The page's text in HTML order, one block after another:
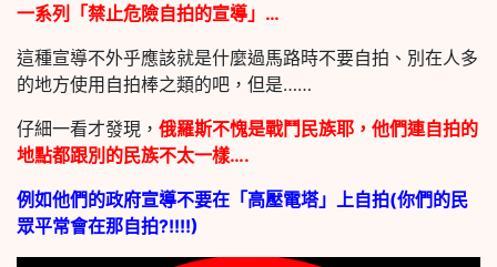
一系列「禁止危險自拍的宣導」…
這種宣導不外乎應該就是什麼過馬路時不要自拍、別在人多
的地方使用自拍棒之類的吧，但是……
仔細一看才發現， 俄羅斯不愧是戰鬥民族耶，他們連自拍的
地點都跟別的民族不太一樣….
例如他們的政府宣導不要在「高壓電塔」上自拍(你們的民
眾平常會在那自拍?!!!!)